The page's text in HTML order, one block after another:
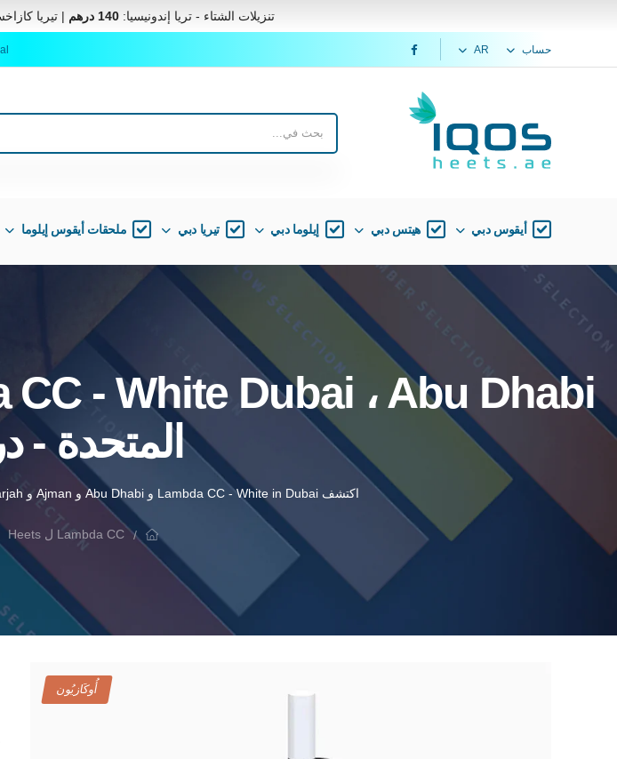
تنزيلات الشتاء - تريا إندونيسيا:140 درهم | تيريا
حساب AR
أيقوس دبي هيتس دبي إيلوما دبي تيريا دبي ملحقات أيقوس إيلوما
المتحدة -
اكتشف Lambda CC - White in Dubai و Abu Dhabi و Ajman و Sharjah و UAE و Beyond. الاستيلاء عليها الآن في Aed 249 مذهلة
Lambda CC ل Heets
أُوكَازيُون